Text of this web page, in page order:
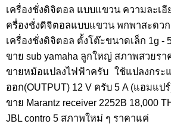
เครื่องชั่งดิจิตอล แบบแขวน ความละเอี
ครื่องชั่งดิจิตอลแบบแขวน พกพาสะดวก
เครื่องชั่งดิจิตอล ตั้งโต๊ะขนาดเล็ก 1g -
ขาย sub yamaha ลูกใหญ่ สภาพสวยรา
ขายหม้อแปลงไฟฟ้าครับ ใช้แปลงกระ
ออก(OUTPUT) 12 V ครับ 5 A (แอมแ
ขาย Marantz receiver 2252B 18,000
JBL contro 5 สภาพใหม่ ๆ ราคาแค่